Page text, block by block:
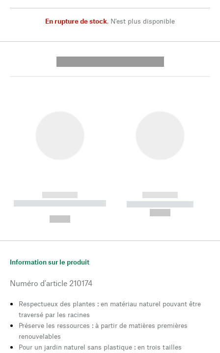
En rupture de stock, N'est plus disponible
------------
----------- ----------- --------
------------
----------- -----------
Information sur le produit
Numéro d'article 210174
Respectueux des plantes : en matériau naturel pouvant être
traversé par les racines
Préserve les ressources : à partir de matières premières
renouvelables
Pour un jardin naturel sans plastique : en trois tailles